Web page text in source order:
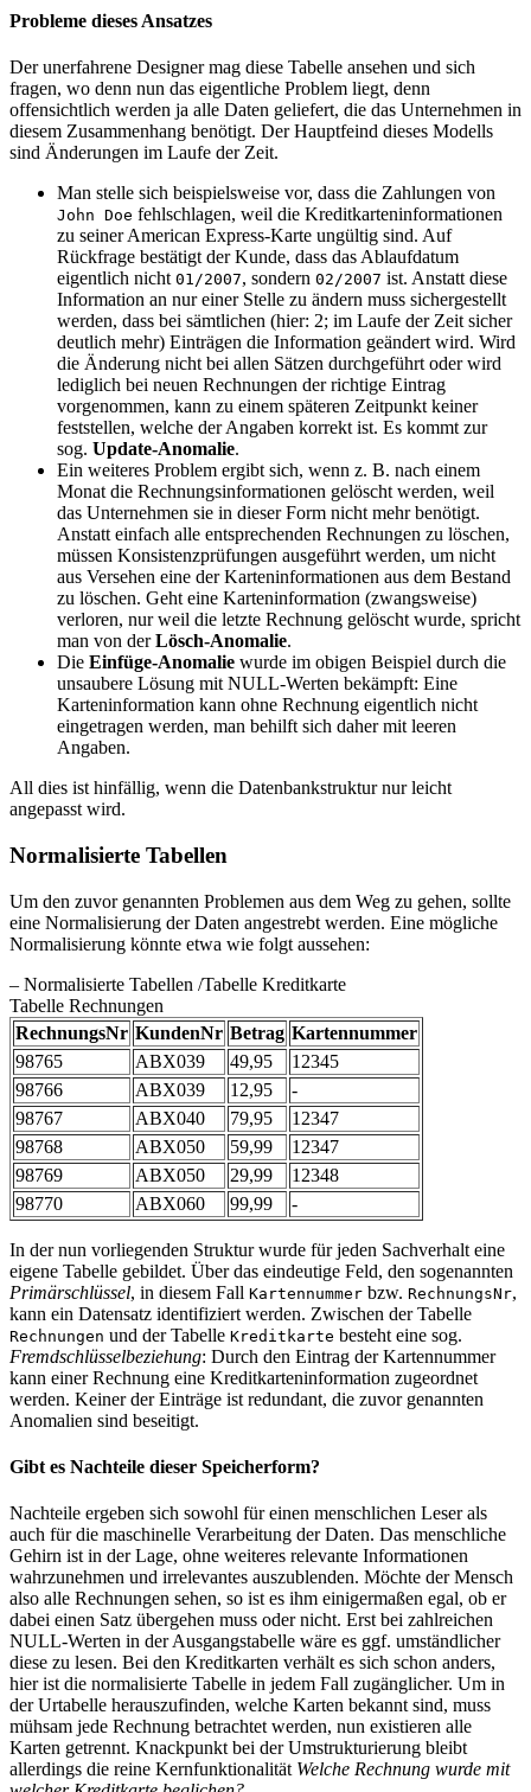
Probleme dieses Ansatzes
Der unerfahrene Designer mag diese Tabelle ansehen und sich
fragen, wo denn nun das eigentliche Problem liegt, denn
offensichtlich werden ja alle Daten geliefert, die das Unternehmen in
diesem Zusammenhang benötigt. Der Hauptfeind dieses Modells
sind Änderungen im Laufe der Zeit.
Man stelle sich beispielsweise vor, dass die Zahlungen von
John Doe fehlschlagen, weil die Kreditkarteninformationen
zu seiner American Express-Karte ungültig sind. Auf
Rückfrage bestätigt der Kunde, dass das Ablaufdatum
eigentlich nicht 01/2007, sondern 02/2007 ist. Anstatt diese
Information an nur einer Stelle zu ändern muss sichergestellt
werden, dass bei sämtlichen (hier: 2; im Laufe der Zeit sicher
deutlich mehr) Einträgen die Information geändert wird. Wird
die Änderung nicht bei allen Sätzen durchgeführt oder wird
lediglich bei neuen Rechnungen der richtige Eintrag
vorgenommen, kann zu einem späteren Zeitpunkt keiner
feststellen, welche der Angaben korrekt ist. Es kommt zur
sog. Update-Anomalie.
Ein weiteres Problem ergibt sich, wenn z. B. nach einem
Monat die Rechnungsinformationen gelöscht werden, weil
das Unternehmen sie in dieser Form nicht mehr benötigt.
Anstatt einfach alle entsprechenden Rechnungen zu löschen,
müssen Konsistenzprüfungen ausgeführt werden, um nicht
aus Versehen eine der Karteninformationen aus dem Bestand
zu löschen. Geht eine Karteninformation (zwangsweise)
verloren, nur weil die letzte Rechnung gelöscht wurde, spricht
man von derLösch-Anomalie.
Die Einfüge-Anomalie wurde im obigen Beispiel durch die
unsaubere Lösung mit NULL-Werten bekämpft: Eine
Karteninformation kann ohne Rechnung eigentlich nicht
eingetragen werden, man behilft sich daher mit leeren
Angaben.
All dies ist hinfällig, wenn die Datenbankstruktur nur leicht
angepasst wird.
Normalisierte Tabellen
Um den zuvor genannten Problemen aus dem Weg zu gehen, sollte
eine Normalisierung der Daten angestrebt werden. Eine mögliche
Normalisierung könnte etwa wie folgt aussehen:
– Normalisierte Tabellen /Tabelle Kreditkarte
Tabelle Rechnungen
RechnungsNr KundenNr Betrag Kartennummer
98765
ABX039 49,95
12345
98766
ABX039 12,95
-
98767
ABX040 79,95
12347
98768
ABX050 59,99
12347
98769
ABX050 29,99
12348
98770
ABX060 99,99 -
In der nun vorliegenden Struktur wurde für jeden Sachverhalt eine
eigene Tabelle gebildet. Über das eindeutige Feld, den sogenannten
Primärschlüssel, in diesem Fall Kartennummer bzw. RechnungsNr,
kann ein Datensatz identifiziert werden. Zwischen der Tabelle
Rechnungen und der Tabelle Kreditkarte besteht eine sog.
Fremdschlüsselbeziehung: Durch den Eintrag der Kartennummer
kann einer Rechnung eine Kreditkarteninformation zugeordnet
werden. Keiner der Einträge ist redundant, die zuvor genannten
Anomalien sind beseitigt.
Gibt es Nachteile dieser Speicherform?
Nachteile ergeben sich sowohl für einen menschlichen Leser als
auch für die maschinelle Verarbeitung der Daten. Das menschliche
Gehirn ist in der Lage, ohne weiteres relevante Informationen
wahrzunehmen und irrelevantes auszublenden. Möchte der Mensch
also alle Rechnungen sehen, so ist es ihm einigermaßen egal, ob er
dabei einen Satz übergehen muss oder nicht. Erst bei zahlreichen
NULL-Werten in der Ausgangstabelle wäre es ggf. umständlicher
diese zu lesen. Bei den Kreditkarten verhält es sich schon anders,
hier ist die normalisierte Tabelle in jedem Fall zugänglicher. Um in
der Urtabelle herauszufinden, welche Karten bekannt sind, muss
mühsam jede Rechnung betrachtet werden, nun existieren alle
Karten getrennt. Knackpunkt bei der Umstrukturierung bleibt
allerdings die reine Kernfunktionalität Welche Rechnung wurde mit